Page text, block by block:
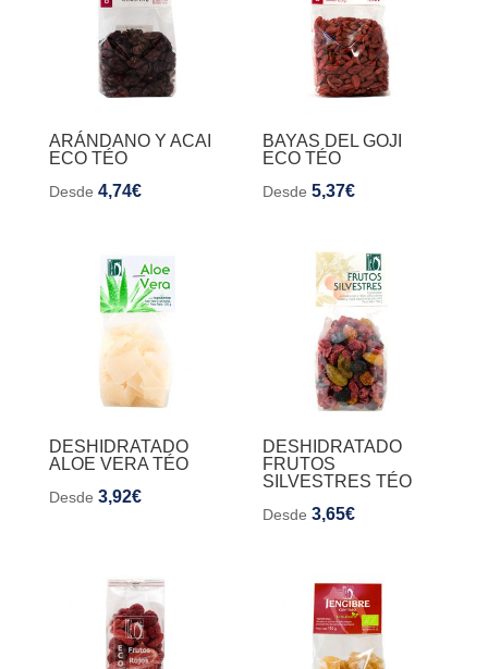
ARÁNDANO Y ACAI
ECO TÉO
Desde 4,74€
BAYAS DEL GOJI
ECO TÉO
Desde5,37€
DESHIDRATADO
ALOE VERA TÉO
Desde 3,92€
DESHIDRATADO
FRUTOS
SILVESTRES TÉO
Desde3,65€